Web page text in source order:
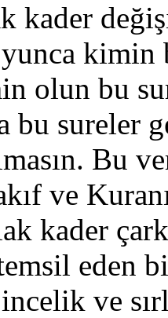
kader
kimin
olun bu
bu sureler
Bu
ve
kader
eden
ve